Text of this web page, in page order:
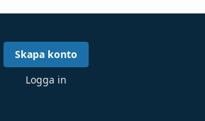
Skapa konto
Logga in